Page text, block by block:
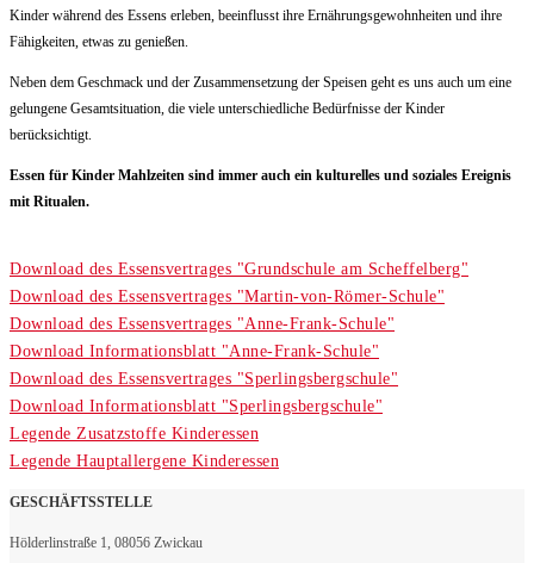
Kinder während des Essens erleben, beeinflusst ihre Ernährungsgewohnheiten und ihre
Fähigkeiten, etwas zu genießen.
Neben dem Geschmack und der Zusammensetzung der Speisen geht es uns auch um eine
gelungene Gesamtsituation, die viele unterschiedliche Bedürfnisse der Kinder
berücksichtigt.
Essen für Kinder Mahlzeiten sind immer auch ein kulturelles und soziales Ereignis
mit Ritualen.
Download des Essensvertrages "Grundschule am Scheffelberg"
Download des Essensvertrages "Martin-von-Römer-Schule"
Download des Essensvertrages "Anne-Frank-Schule"
Download Informationsblatt "Anne-Frank-Schule"
Download des Essensvertrages "Sperlingsbergschule"
Download Informationsblatt "Sperlingsbergschule"
Legende Zusatzstoffe Kinderessen
Legende Hauptallergene Kinderessen
GESCHÄFTSSTELLE
Hölderlinstraße 1, 08056 Zwickau